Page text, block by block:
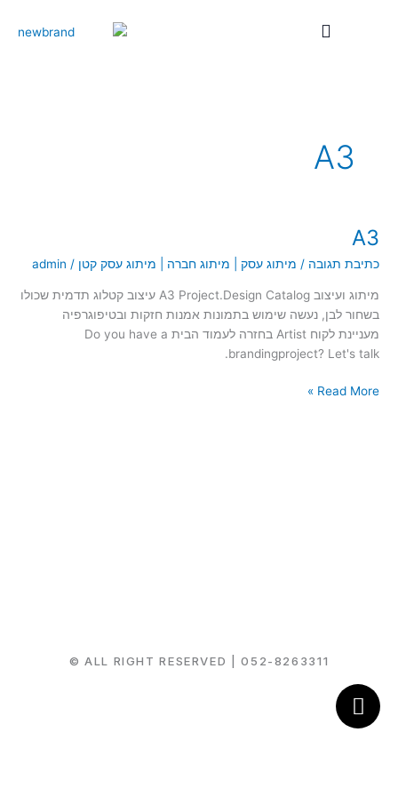
A3
A3
כתיבת תגובה / מיתוג עסק | מיתוג חברה | מיתוג עסק קטן /
admin
מיתוג ועיצוב A3 Project.Design Catalog עיצוב קטלוג תדמית שכולו
בשחור לבן, נעשה שימוש בתמונות אמנות חזקות ובטיפוגרפיה
מעניינת לקוח Artist בחזרה לעמוד הבית Do you have a
brandingproject? Let's talk.
A3
Read More »
© ALL RIGHT RESERVED |052-8263311